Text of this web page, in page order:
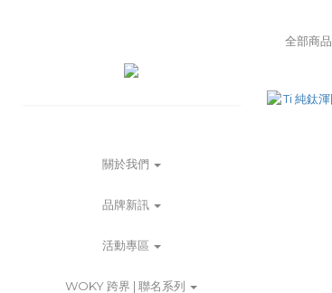
關於我們
品牌新訊
活動專區
WOKY 跨界 | 聯名系列
全部商品